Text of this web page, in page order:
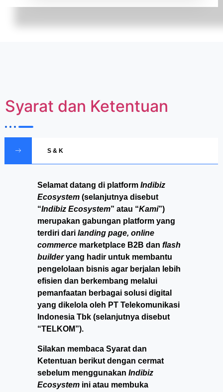
Syarat dan Ketentuan
S & K
Selamat datang di platform Indibiz
Ecosystem (selanjutnya disebut
“Indibiz Ecosystem” atau “Kami”)
merupakan gabungan platform yang
terdiri dari landing page, online
commerce marketplace B2B dan flash
builderyang hadir untuk membantu
pengelolaan bisnis agar berjalan lebih
efisien dan berkembang melalui
pemanfaatan berbagai solusi digital
yang dikelola oleh PT Telekomunikasi
Indonesia Tbk (selanjutnya disebut
“TELKOM”).
Silakan membaca Syarat dan
Ketentuan berikut dengan cermat
sebelum menggunakan Indibiz
Ecosystem ini atau membuka